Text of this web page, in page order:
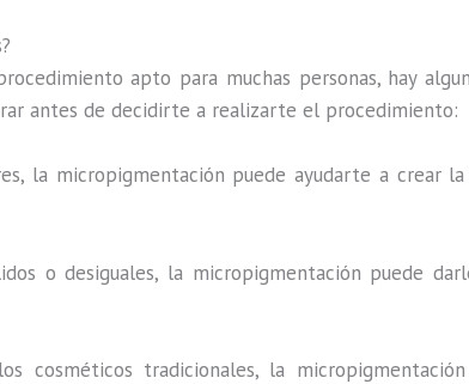
apto para muchas personas, hay
antes de decidirte a realizarte el procedimiento:
la micropigmentación puede ayudarte a crear
o desiguales, la micropigmentación puede
cosméticos tradicionales, la